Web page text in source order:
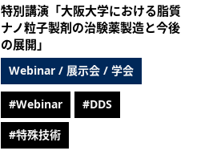
特別講演「大阪大学における脂質
ナノ粒子製剤の治験薬製造と今後
の展開」
Webinar / 展示会 / 学会
#Webinar
#DDS
#特殊技術